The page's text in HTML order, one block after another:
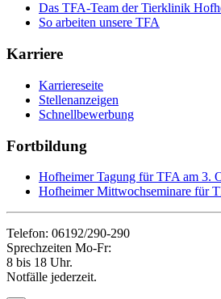
Das TFA-Team der Tierklinik
So arbeiten unsere TFA
Karriere
Karriereseite
Stellenanzeigen
Schnellbewerbung
Fortbildung
Hofheimer Tagung für TFA am 3.
Hofheimer Mittwochseminare für
Telefon: 06192/290-290
Sprechzeiten Mo-Fr:
8 bis 18 Uhr.
Notfälle jederzeit.